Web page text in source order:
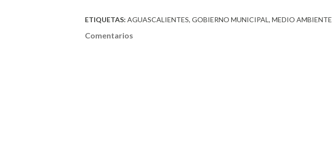
ETIQUETAS: AGUASCALIENTES GOBIERNO MUNICIPAL MEDIO AMBIENTE
Comentarios